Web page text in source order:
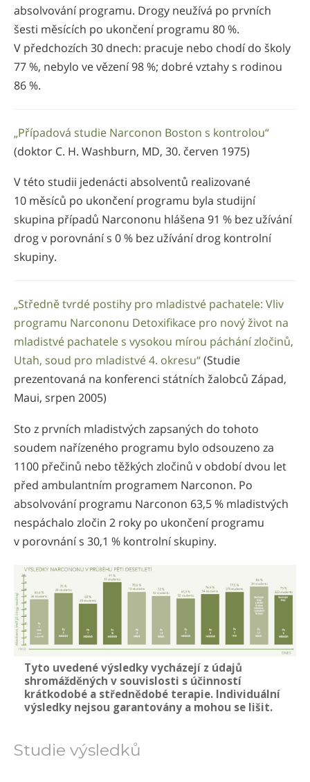
absolvování programu. Drogy neužívá po prvních
šesti měsících po ukončení programu 80 %.
V předchozích 30 dnech: pracuje nebo chodí do školy
77 %, nebylo ve vězení 98 %; dobré vztahy s rodinou
86 %.
„Případová studie Narconon Boston s kontrolou“
(doktor C. H. Washburn, MD, 30. červen 1975)
V této studii jedenácti absolventů realizované
10 měsíců po ukončení programu byla studijní
skupina případů Narcononu hlášena 91 % bez užívání
drog v porovnání s 0 % bez užívání drog kontrolní
skupiny.
„Středně tvrdé postihy pro mladistvé pachatele: Vliv
programu Narcononu Detoxifikace pro nový život na
mladistvé pachatele s vysokou mírou páchání zločinů,
Utah, soud pro mladistvé 4. okresu“(Studie
prezentovaná na konferenci státních žalobců Západ,
Maui, srpen 2005)
Sto z prvních mladistvých zapsaných do tohoto
soudem nařízeného programu bylo odsouzeno za
1100 přečinů nebo těžkých zločinů v období dvou let
před ambulantním programem Narconon. Po
absolvování programu Narconon 63,5 % mladistvých
nespáchalo zločin 2 roky po ukončení programu
v porovnání s 30,1 % kontrolní skupiny.
Tyto uvedené výsledky vycházejí z údajů
shromážděných v souvislosti s účinností
krátkodobé a střednědobé terapie. Individuální
výsledky nejsou garantovány a mohou se lišit.
Studie výsledků